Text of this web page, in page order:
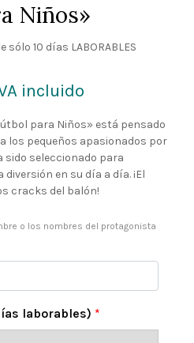
Niños»
sólo 10 días LABORABLES
€.
incluido
para Niños» está pensado
los pequeños apasionados por
sido seleccionado para
en su día a día. ¡El
cracks del balón!
o los nombres del protagonista
laborables) *